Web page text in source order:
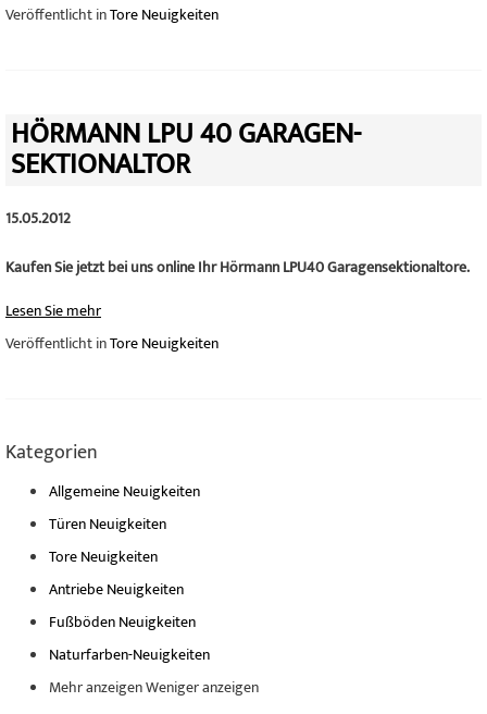
Veröffentlicht inTore Neuigkeiten
HÖRMANN LPU 40 GARAGEN-
SEKTIONALTOR
15.05.2012
Kaufen Sie jetzt bei uns online Ihr Hörmann LPU40 Garagensektionaltore.
Lesen Sie mehr
Veröffentlicht inTore Neuigkeiten
Kategorien
Allgemeine Neuigkeiten
Türen Neuigkeiten
Tore Neuigkeiten
Antriebe Neuigkeiten
Fußböden Neuigkeiten
Naturfarben-Neuigkeiten
Mehr anzeigenWeniger anzeigen